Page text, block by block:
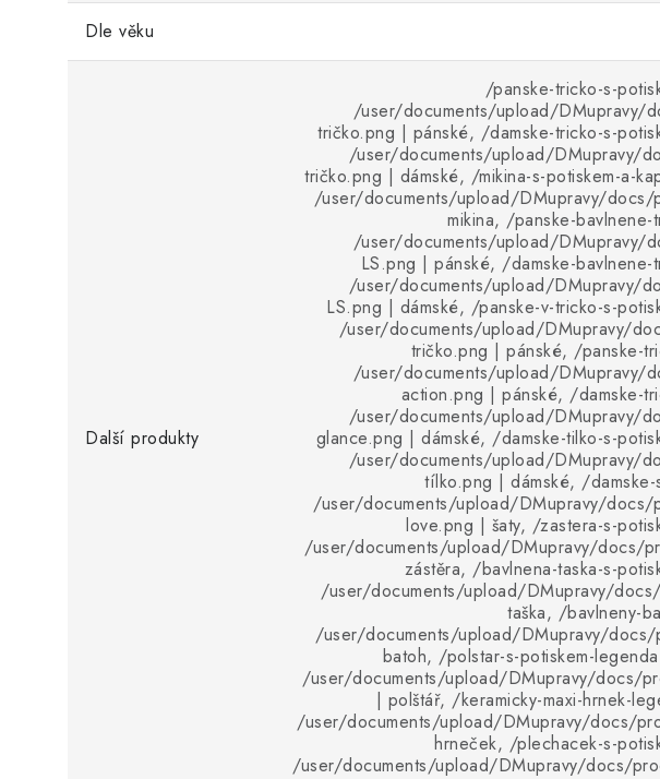
Dle věku
Další produkty
/panske-tricko-s-
/user/documents/upload/DMupravy/
tričko.png | pánské, /damske-tricko-s-
/user/documents/upload/DMupravy/
tričko.png | dámské, /mikina-s-potiskem-a-
/user/documents/upload/DMupravy/docs/
mikina, /panske-
/user/documents/upload/DMupravy/
LS.png | pánské, /damske-
/user/documents/upload/DMupravy/
LS.png | dámské, /panske-v-tricko-s-
/user/documents/upload/DMupravy/
tričko.png | pánské, /panske-
/user/documents/upload/DMupravy/
action.png | pánské, /damske-
/user/documents/upload/DMupravy/
glance.png | dámské, /damske-tilko-s-
/user/documents/upload/DMupravy/
tílko.png | dámské, /
/user/documents/upload/DMupravy/docs/
love.png | šaty, /zastera-s-
/user/documents/upload/DMupravy/docs/
zástěra, /bavlnena-taska-s-
/user/documents/upload/DMupravy/
taška, /bavlneny-
/user/documents/upload/DMupravy/
batoh, /polstar-s-potiskem-
/user/documents/upload/DMupravy/docs/
| polštář, /keramicky-maxi-hrnek-
/user/documents/upload/DMupravy/docs/
hrneček, /plechacek-s-
/user/documents/upload/DMupravy/docs/